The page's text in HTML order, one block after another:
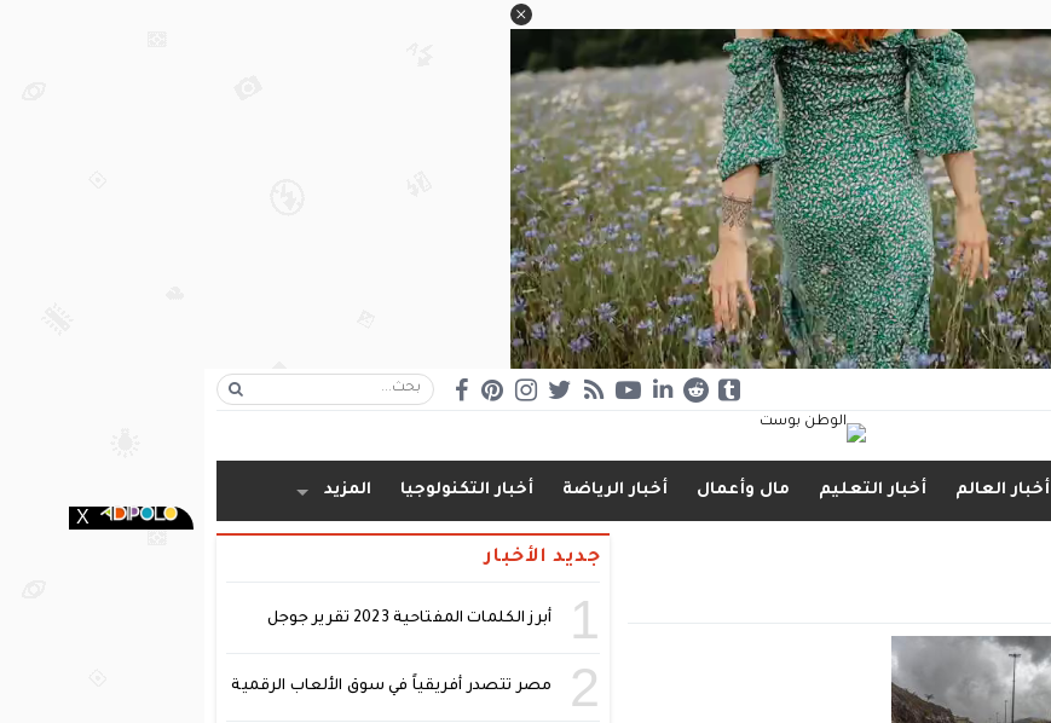
أخبار العالم أخبار التعليم مال وأعمال أخبار الرياضة أخبار التكنولوجيا المزيد
جديد الأخبار
1 أبرز الكلمات المفتاحية 2023 تقرير جوجل
2 مصر تتصدر أفريقياً في سوق الألعاب الرقمية